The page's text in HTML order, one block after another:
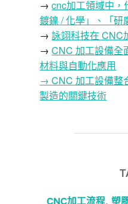
→cnc加工領域中，
鍍鎳 / 化學」、「研
→詠翊科技在 CNC
→CNC 加工設備全
材料與自動化應用
→ CNC 加工設備整
製造的關鍵技術
CNC加工流程, 塑